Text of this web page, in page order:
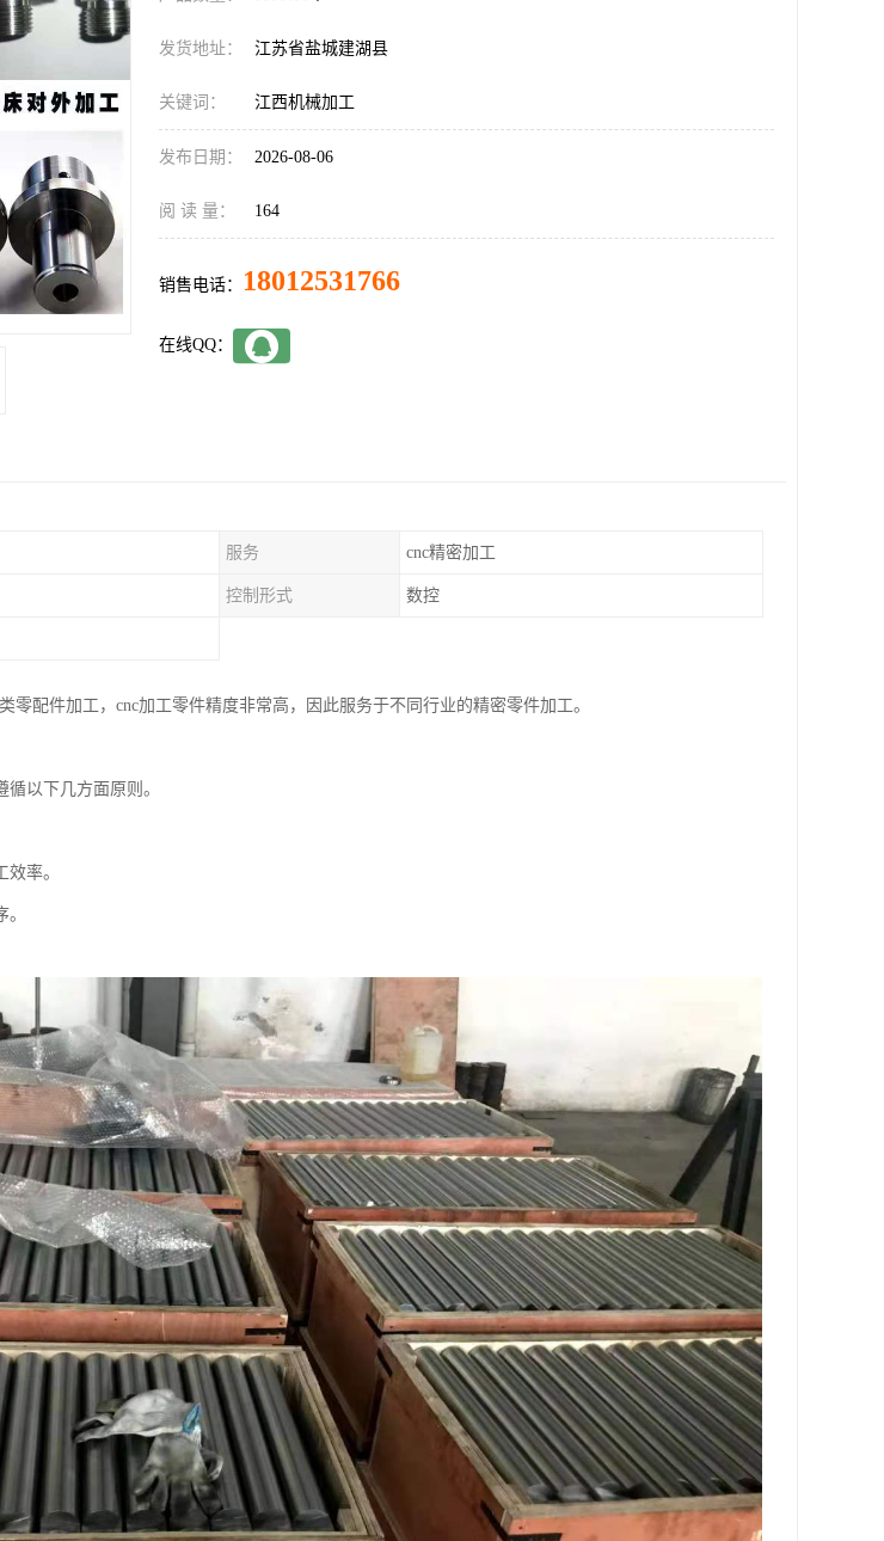
发货地址： 江苏省盐城建湖县
关键词： 江西机械加工
发布日期： 2026-08-06
阅 读 量： 164
销售电话： 18012531766
在线QQ：
服务 cnc精密加工
控制形式 数控
零配件加工，cnc加工零件精度非常高，因此服务于不同行业的精密零件加工。
以下几方面原则。
率。